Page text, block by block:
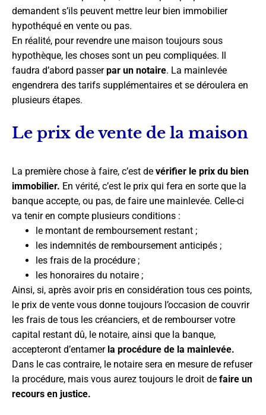
demandent s’ils peuvent mettre leur bien immobilier
hypothéqué en vente ou pas.
En réalité, pour revendre une maison toujours sous
hypothèque, les choses sont un peu compliquées. Il
faudra d’abord passerpar un notaire. La mainlevée
engendrera des tarifs supplémentaires et se déroulera en
plusieurs étapes.
Le prix de vente de la maison
La première chose à faire, c’est de vérifier le prix du bien
immobilier. En vérité, c’est le prix qui fera en sorte que la
banque accepte, ou pas, de faire une mainlevée. Celle-ci
va tenir en compte plusieurs conditions :
le montant de remboursement restant ;
les indemnités de remboursement anticipés ;
les frais de la procédure ;
les honoraires du notaire ;
Ainsi, si, après avoir pris en considération tous ces points,
le prix de vente vous donne toujours l’occasion de couvrir
les frais de tous les créanciers, et de rembourser votre
capital restant dû, le notaire, ainsi que la banque,
accepteront d’entamerla procédure de la mainlevée.
Dans le cas contraire, le notaire sera en mesure de refuser
la procédure, mais vous aurez toujours le droit de faire un
recours en justice.